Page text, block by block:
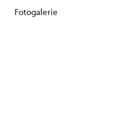
Fotogalerie